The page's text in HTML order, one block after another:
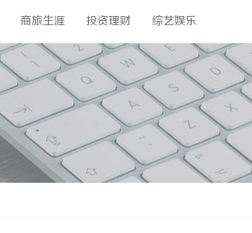
商旅生涯 投资理财 综艺娱乐